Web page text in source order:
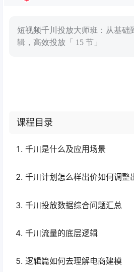
短视频千川投放大师班：从基础
辑，高效投放「 15 节」
课程目录
千川是什么及应用场景
千川计划怎么样出价如何调整
千川投放数据综合问题汇总
千川流量的底层逻辑
逻辑篇如何去理解电商建模